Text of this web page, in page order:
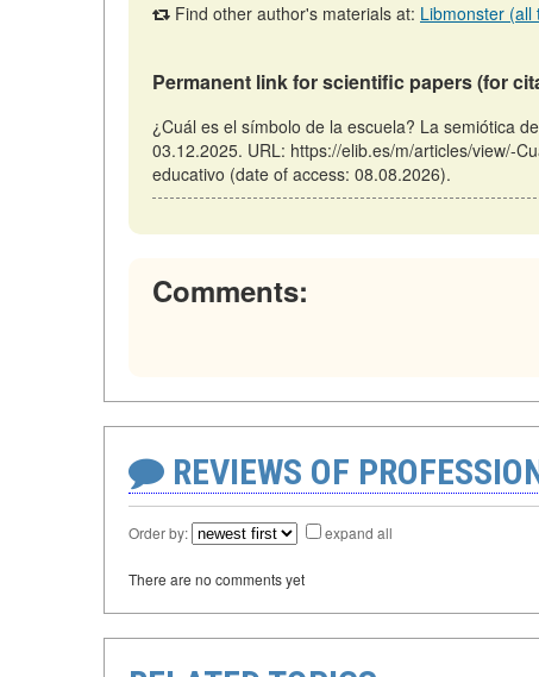
Find other author's materials at: Libmonster (all
Permanent link for scientific papers (for
¿Cuál es el símbolo de la escuela? La semiótica
03.12.2025. URL: https://elib.es/m/articles/view/-
educativo (date of access: 08.08.2026).
Comments:
REVIEWS OF
Order by: expand all
There are no comments yet